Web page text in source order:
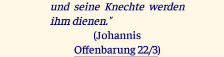
und seine Knechte werden
ihm dienen."
(Johannis
Offenbarung 22/3)